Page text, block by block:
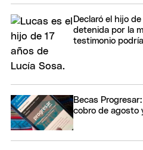
Declaró el hijo
detenida por la
testimonio
Becas
cobro de agosto